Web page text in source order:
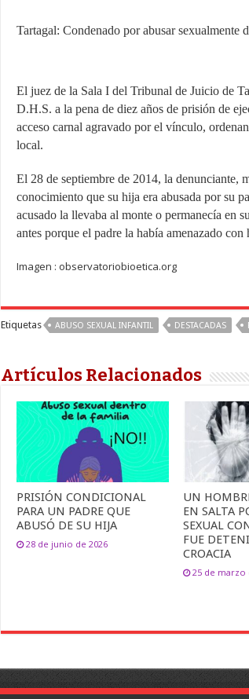
Tartagal: Condenado por abusar sexualmente
El juez de la Sala I del Tribunal de Juicio de
D.H.S. a la pena de diez años de prisión de
acceso carnal agravado por el vínculo,
local.
El 28 de septiembre de 2014, la denunciante,
conocimiento que su hija era abusada por su
acusado la llevaba al monte o permanecía en
antes porque el padre la había amenazado
Imagen : observatoriobioetica.org
Etiquetas ABUSO SEXUAL INFANTIL DESTACADAS
Artículos Relacionados
PRISIÓN CONDICIONAL
PARA UN PADRE QUE
ABUSÓ DE SU HIJA
28 de junio de 2026
UN
EN SALTA
SEXUAL
FUE
CROACIA
25 de marzo